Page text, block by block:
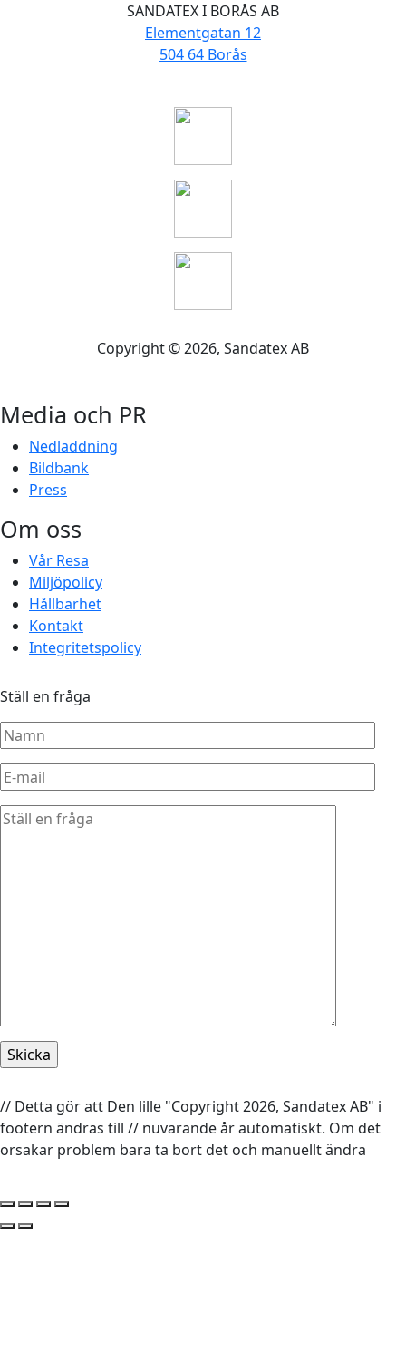
SANDATEX I BORÅS AB
Elementgatan 12
504 64 Borås
Copyright ©2026, Sandatex AB
Media och PR
Nedladdning
Bildbank
Press
Om oss
Vår Resa
Miljöpolicy
Hållbarhet
Kontakt
Integritetspolicy
Ställ en fråga
// Detta gör att Den lille "Copyright 2026, Sandatex AB" i
footern ändras till // nuvarande år automatiskt. Om det
orsakar problem bara ta bort det och manuellt ändra